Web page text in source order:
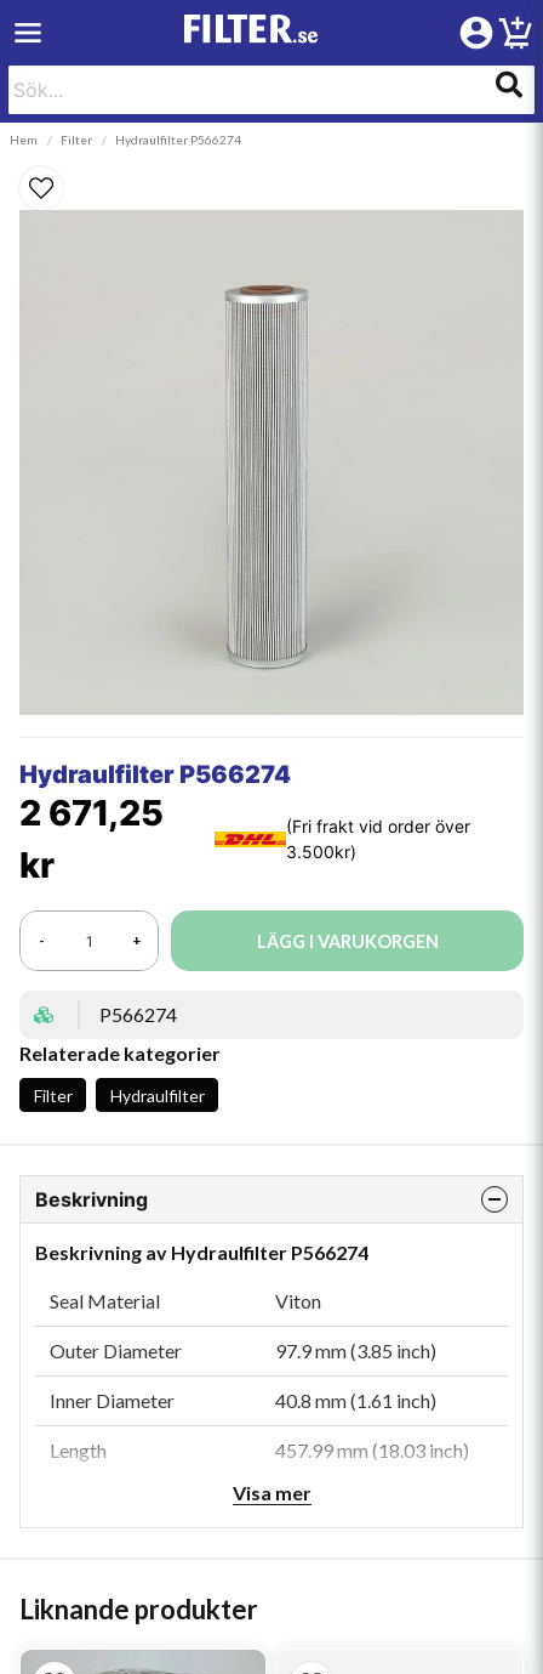
Hem Filter Hydraulfilter P566274
Hydraulfilter P566274
2 671,25
kr
- + LÄGG I VARUKORGEN
P566274
Relaterade kategorier
Filter Hydraulfilter
Beskrivning
Beskrivning av Hydraulfilter P566274
Seal Material Viton
Outer Diameter 97.9 mm (3.85 inch)
Inner Diameter 40.8 mm (1.61 inch)
Length 457.99 mm (18.03 inch)
465.3 mm (18.32 inch)
Collapse Burst
Style
Visa mer
Liknande produkter